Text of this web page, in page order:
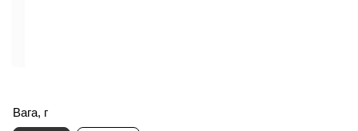
Вага, г